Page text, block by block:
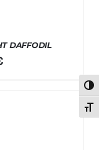
DAFFODIL